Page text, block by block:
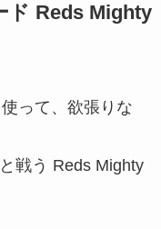
ド Reds Mighty
って、欲張りな
戦う Reds Mighty